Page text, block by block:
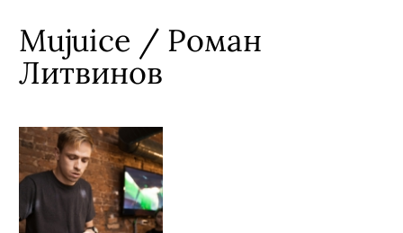
Mujuice / Роман
Литвинов